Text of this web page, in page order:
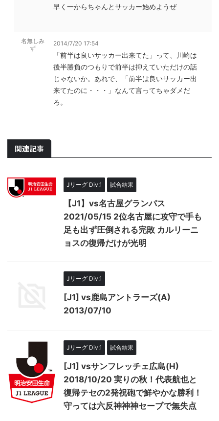
早く一からちゃんとサッカー始めようぜ
名無しみ
ず
2014/7/20 17:54
「前半は良いサッカー出来てた」って、川崎は
後半勝負のつもりで前半は抑えていただけの話
じゃないか。あれで、「前半は良いサッカー出
来てたのに・・・」なんて言ってちゃダメだ
ろ。
関連記事
Jリーグ Div.1 試合結果
【J1】vs名古屋グランパス
2021/05/15 2位名古屋に攻守で手も
足も出ず圧倒される完敗 カルリーニ
ョスの復帰だけが光明
Jリーグ Div.1
[J1] vs鹿島アントラーズ(A)
2013/07/10
Jリーグ Div.1 試合結果
[J1] vsサンフレッチェ広島(H)
2018/10/20 実りの秋！代表航也と
復帰テセの2発祝砲で鮮やかな勝利！
守っては六反神神神セーブで無失点